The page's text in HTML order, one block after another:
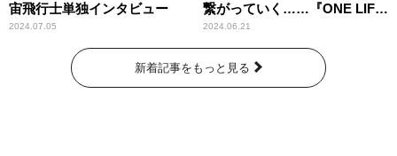
宙飛行士単独インタビュー
2024.07.05
繋がっていく……『ONE LIFE
奇跡が繋いだ6000の命』
2024.06.21
新着記事をもっと見る